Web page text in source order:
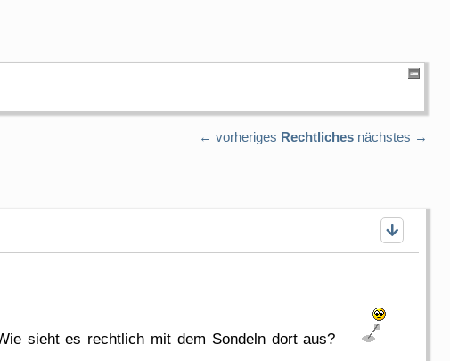
← vorheriges Rechtliches nächstes →
sieht es rechtlich mit dem Sondeln dort aus?